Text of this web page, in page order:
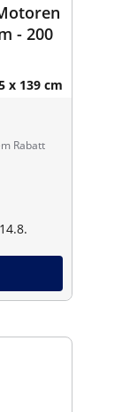
- 200
x 139 cm
Rabatt